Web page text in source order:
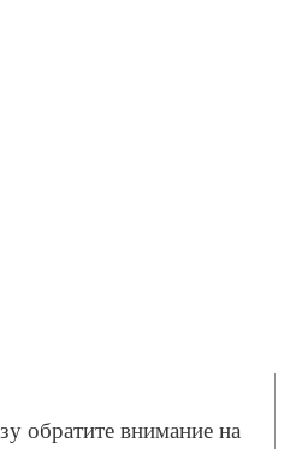
обратите внимание на